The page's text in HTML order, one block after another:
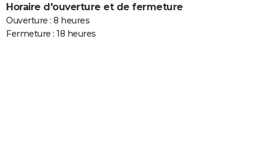
Horaire d'ouverture et de fermeture
Ouverture : 8 heures
Fermeture : 18 heures